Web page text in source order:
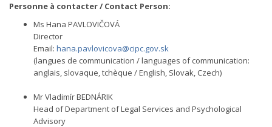
Personne à contacter / Contact Person:
Ms Hana PAVLOVIČOVÁ
Director
Email: hana.pavlovicova@cipc.gov.sk
(langues de communication / languages of communication:
anglais, slovaque, tchèque / English, Slovak, Czech)
Mr Vladimír BEDNÁRIK
Head of Department of Legal Services and Psychological
Advisory